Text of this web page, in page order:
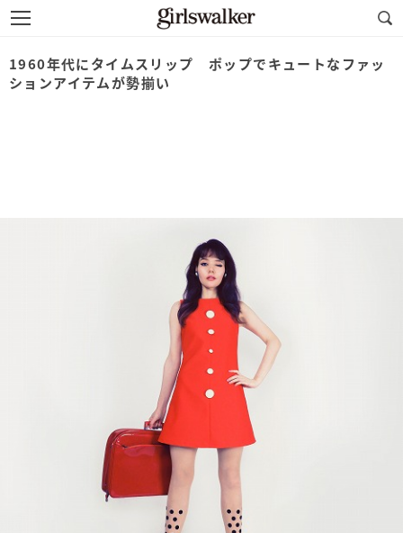
1960年代にタイムスリップ ポップでキュートなファッ
ションアイテムが勢揃い